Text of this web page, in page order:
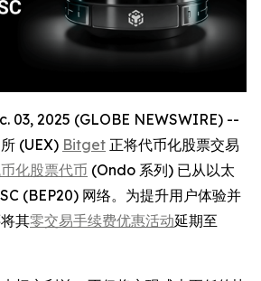
03, 2025 (GLOBE NEWSWIRE) --
(UEX) Bitget 正将代币化股票交易
化股票代币 (Ondo 系列) 已从以太
(BEP20) 网络。为提升用户体验并
其零交易手续费优惠活动延期至